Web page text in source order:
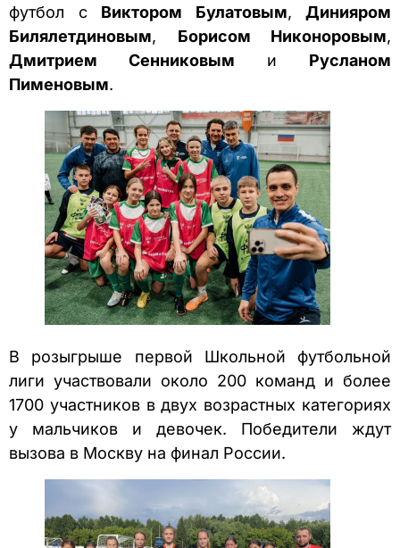
футбол с Виктором Булатовым, Динияром
Билялетдиновым, Борисом Никоноровым,
Дмитрием Сенниковым и Русланом
Пименовым.
В розыгрыше первой Школьной футбольной
лиги участвовали около 200 команд и более
1700 участников в двух возрастных категориях
у мальчиков и девочек. Победители ждут
вызова в Москву на финал России.